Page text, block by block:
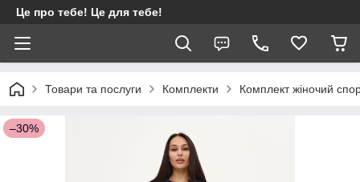
Це про тебе! Це для тебе!
Товари та послуги Комплекти Комплект жіночий
–30%